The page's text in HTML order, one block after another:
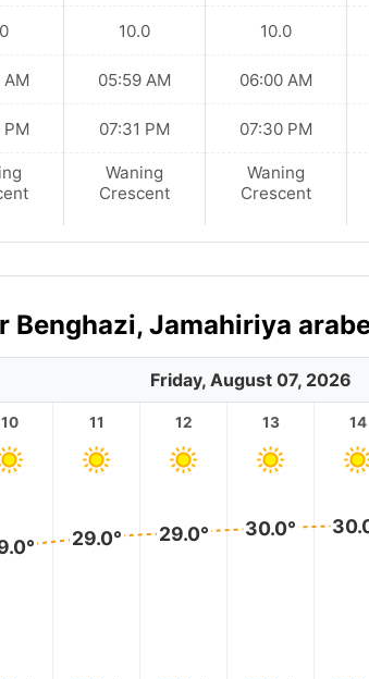
AM
PM
10.0
05:59 AM
07:31 PM
Waning
Crescent
10.0
06:00 AM
07:30 PM
Waning
Crescent
Benghazi, Jamahiriya
Friday, August 07, 2026
10 11
29.0°
12
29.0°
13
30.0°
14